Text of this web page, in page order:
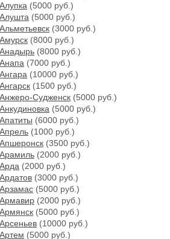
(5000 руб.)
(5000 руб.)
(3000 руб.)
(8000 руб.)
Анадырь (8000 руб.)
(7000 руб.)
(10000 руб.)
(1500 руб.)
Судженск (5000 руб.)
(5000 руб.)
(6000 руб.)
(1000 руб.)
(3500 руб.)
Арамиль (2000 руб.)
(2000 руб.)
(3000 руб.)
(5000 руб.)
Армавир (2000 руб.)
(5000 руб.)
(10000 руб.)
(5000 руб.)